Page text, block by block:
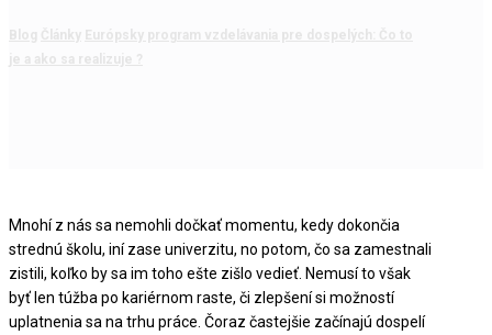
Blog Články Európsky program vzdelávania pre dospelých: Čo to
je a ako sa realizuje ?
Mnohí z nás sa nemohli dočkať momentu, kedy dokončia
strednú školu, iní zase univerzitu, no potom, čo sa zamestnali
zistili, koľko by sa im toho ešte zišlo vedieť. Nemusí to však
byť len túžba po kariérnom raste, či zlepšení si možností
uplatnenia sa na trhu práce. Čoraz častejšie začínajú dospelí